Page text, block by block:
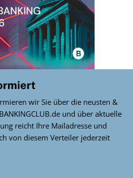
wir Sie über die neusten &
und über aktuelle
reicht Ihre Mailadresse und
von diesem Verteiler jederzeit